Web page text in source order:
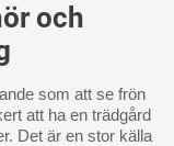
och
som att se frön
att ha en trädgård
Det är en stor källa